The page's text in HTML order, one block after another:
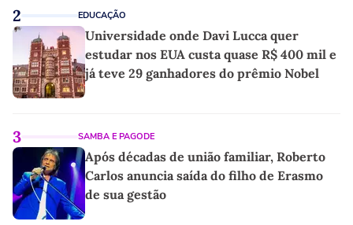
2 EDUCAÇÃO
Universidade onde Davi Lucca quer
estudar nos EUA custa quase R$ 400 mil e
já teve 29 ganhadores do prêmio Nobel
3 SAMBA E PAGODE
Após décadas de união familiar, Roberto
Carlos anuncia saída do filho de Erasmo
de sua gestão